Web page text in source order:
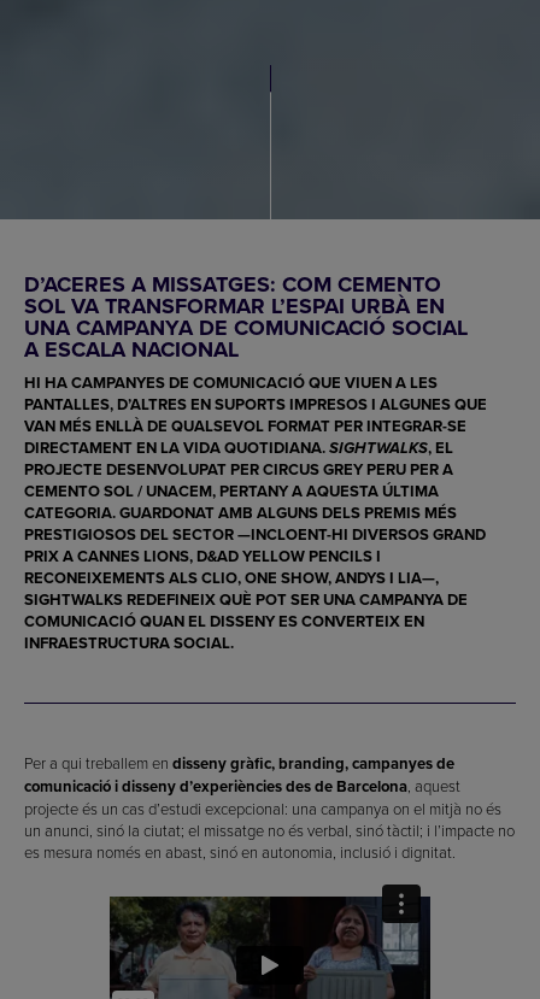
D’ACERES A MISSATGES: COM CEMENTO
SOL VA TRANSFORMAR L’ESPAI URBÀ EN
UNA CAMPANYA DE COMUNICACIÓ SOCIAL
A ESCALA NACIONAL
HI HA CAMPANYES DE COMUNICACIÓ QUE VIUEN A LES
PANTALLES, D’ALTRES EN SUPORTS IMPRESOS I ALGUNES QUE
VAN MÉS ENLLÀ DE QUALSEVOL FORMAT PER INTEGRAR-SE
DIRECTAMENT EN LA VIDA QUOTIDIANA.SIGHTWALKS, EL
PROJECTE DESENVOLUPAT PERCIRCUS GREY PERU PER A
CEMENTO SOL / UNACEM, PERTANY A AQUESTA ÚLTIMA
CATEGORIA. GUARDONAT AMB ALGUNS DELS PREMIS MÉS
PRESTIGIOSOS DEL SECTOR —INCLOENT-HI DIVERSOSGRAND
PRIX A CANNES LIONS, D&AD YELLOW PENCILS I
RECONEIXEMENTS ALS CLIO, ONE SHOW, ANDYS I LIA—,
SIGHTWALKS REDEFINEIX QUÈ POT SER UNA CAMPANYA DE
COMUNICACIÓ QUAN EL DISSENY ES CONVERTEIX EN
INFRAESTRUCTURA SOCIAL.
Per a qui treballem en disseny gràfic, branding, campanyes de
comunicació i disseny d’experiències des de Barcelona, aquest
projecte és un cas d’estudi excepcional: una campanya on el mitjà no és
un anunci, sinó la ciutat; el missatge no és verbal, sinó tàctil; i l’impacte no
es mesura només en abast, sinó en autonomia, inclusió i dignitat.